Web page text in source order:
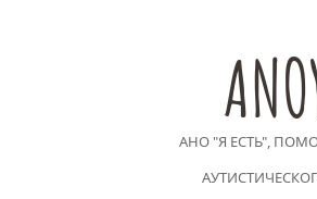
АНО "Я ЕСТЬ",